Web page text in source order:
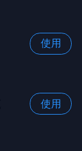
使用
使用